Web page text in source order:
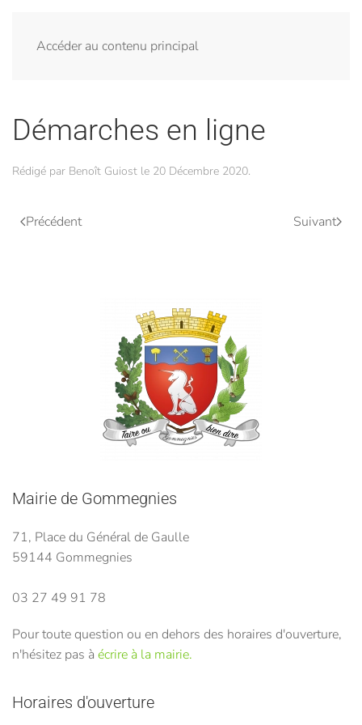
Accéder au contenu principal
Démarches en ligne
Rédigé par Benoît Guiost le 20 Décembre 2020.
Précédent Suivant
Mairie de Gommegnies
71, Place du Général de Gaulle
59144 Gommegnies
03 27 49 91 78
Pour toute question ou en dehors des horaires d'ouverture,
n'hésitez pas à écrire à la mairie.
Horaires d'ouverture